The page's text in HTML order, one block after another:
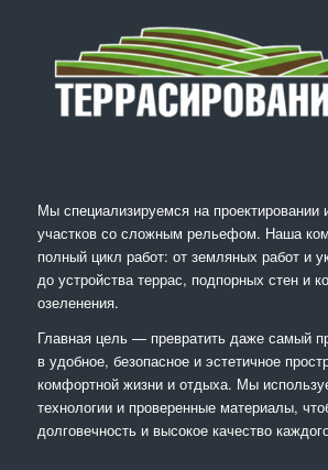
Мы специализируемся на проектировании
участков со сложным рельефом. Наша
полный цикл работ: от земляных работ и
до устройства террас, подпорных стен и
озеленения.
Главная цель — превратить даже самый
в удобное, безопасное и эстетичное
комфортной жизни и отдыха. Мы
технологии и проверенные материалы,
долговечность и высокое качество